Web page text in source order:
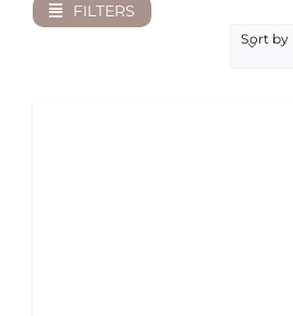
MORETTINO
FILTERS
Sort by